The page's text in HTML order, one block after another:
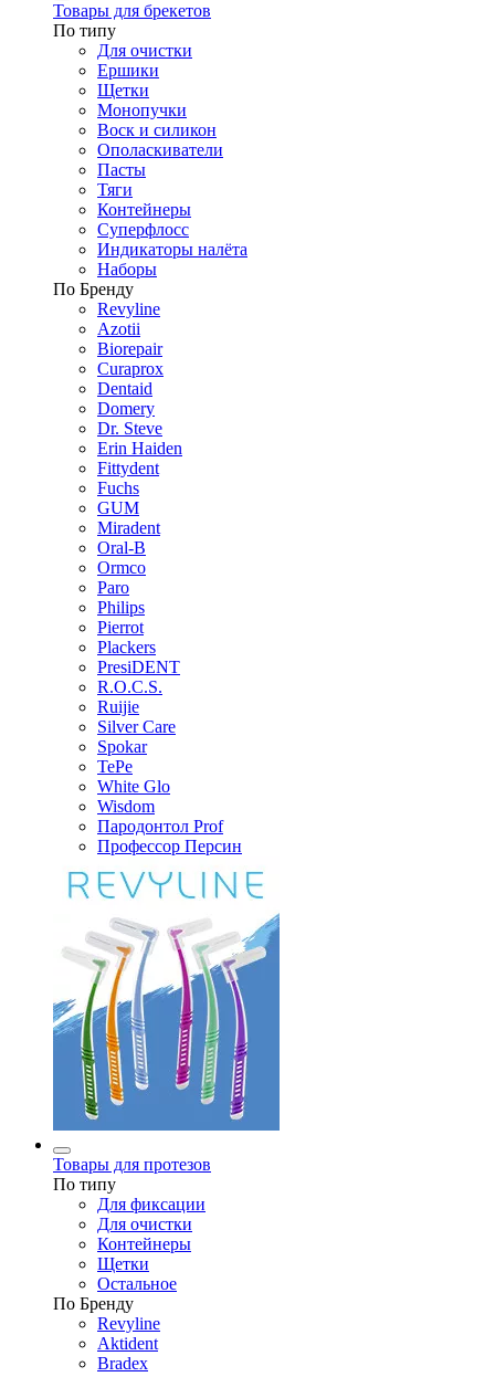
Товары для брекетов
По типу
Для очистки
Ершики
Щетки
Монопучки
Воск и силикон
Ополаскиватели
Пасты
Тяги
Контейнеры
Суперфлосс
Индикаторы налёта
Наборы
По Бренду
Revyline
Azotii
Biorepair
Curaprox
Dentaid
Domery
Dr. Steve
Erin Haiden
Fittydent
Fuchs
GUM
Miradent
Oral-B
Ormco
Paro
Philips
Pierrot
Plackers
PresiDENT
R.O.C.S.
Ruijie
Silver Care
Spokar
TePe
White Glo
Wisdom
Пародонтол Prof
Профессор Персин
Товары для протезов
По типу
Для фиксации
Для очистки
Контейнеры
Щетки
Остальное
По Бренду
Revyline
Aktident
Bradex